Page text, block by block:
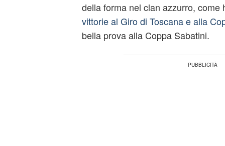
della forma nel clan azzurro, come
vittorie al Giro di Toscana e alla
bella prova alla Coppa Sabatini.